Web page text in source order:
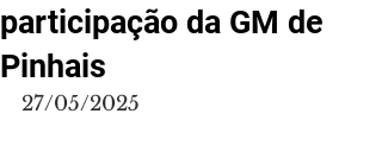
participação da GM de
Pinhais
27/05/2025